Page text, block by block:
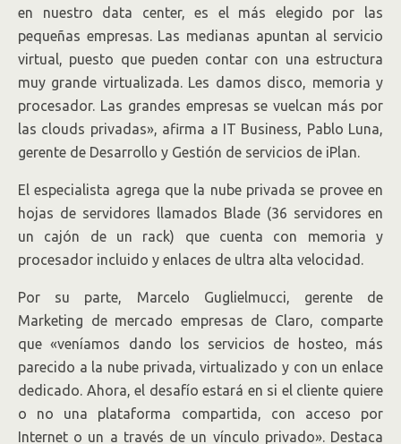
en nuestro data center, es el más elegido por las
pequeñas empresas. Las medianas apuntan al servicio
virtual, puesto que pueden contar con una estructura
muy grande virtualizada. Les damos disco, memoria y
procesador. Las grandes empresas se vuelcan más por
las clouds privadas», afirma a IT Business, Pablo Luna,
gerente de Desarrollo y Gestión de servicios de iPlan.
El especialista agrega que la nube privada se provee en
hojas de servidores llamados Blade (36 servidores en
un cajón de un rack) que cuenta con memoria y
procesador incluido y enlaces de ultra alta velocidad.
Por su parte, Marcelo Guglielmucci, gerente de
Marketing de mercado empresas de Claro, comparte
que «veníamos dando los servicios de hosteo, más
parecido a la nube privada, virtualizado y con un enlace
dedicado. Ahora, el desafío estará en si el cliente quiere
o no una plataforma compartida, con acceso por
Internet o un a través de un vínculo privado». Destaca